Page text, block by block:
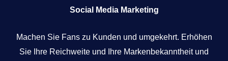
Social Media Marketing
Machen Sie Fans zu Kunden und umgekehrt. Erhöhen
Sie Ihre Reichweite und Ihre Markenbekanntheit und